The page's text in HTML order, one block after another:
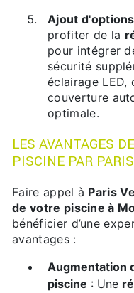
Ajout
profiter de la
pour intégrer
sécurité
éclairage LED,
couverture
optimale.
LES AVANTAGES
PISCINE PAR
Faire appel à Paris
de votre piscine à
bénéficier d’une
avantages :
Augmentation
piscine : Une